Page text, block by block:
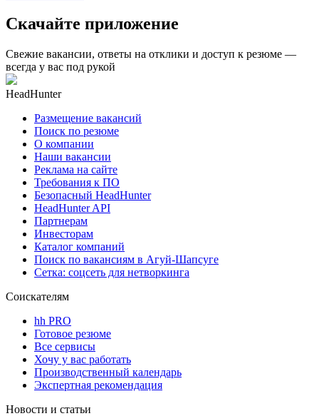
Скачайте приложение
Свежие вакансии, ответы на отклики и доступ к резюме —
всегда у вас под рукой
HeadHunter
Размещение вакансий
Поиск по резюме
О компании
Наши вакансии
Реклама на сайте
Требования к ПО
Безопасный HeadHunter
HeadHunter API
Партнерам
Инвесторам
Каталог компаний
Поиск по вакансиям в Агуй-Шапсуге
Сетка: соцсеть для нетворкинга
Соискателям
hh PRO
Готовое резюме
Все сервисы
Хочу у вас работать
Производственный календарь
Экспертная рекомендация
Новости и статьи